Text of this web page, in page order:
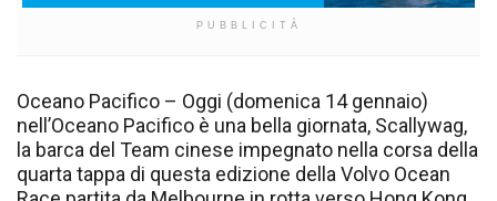
PUBBLICITÀ
Oceano Pacifico – Oggi (domenica 14 gennaio)
nell’Oceano Pacifico è una bella giornata, Scallywag,
la barca del Team cinese impegnato nella corsa della
quarta tappa di questa edizione della Volvo Ocean